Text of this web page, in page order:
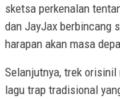
sketsa perkenalan
dan JayJax berbincang
harapan akan masa
Selanjutnya, trek orisinil
lagu trap tradisional